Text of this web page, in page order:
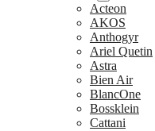
Acteon
AKOS
Anthogyr
Ariel Quetin
Astra
Bien Air
BlancOne
Bossklein
Cattani